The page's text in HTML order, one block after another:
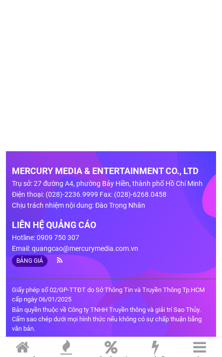
MERCURY MEDIA & ENTERTAINMENT CO., LTD
Trụ sở: 27 đường A4, phường Bảy Hiền, thành phố Hồ Chí Minh
Điện thoại: (028)-2236.9999 Fax: (028)-6268.0458
Chịu trách nhiệm nội dung: Đào Trọng Nhân
LIÊN HỆ QUẢNG CÁO
Hotline: 0909 750 307
Email:quangcao@mercurymedia.com.vn
BẢNG GIÁ
Giấy phép số 02/GP-TTĐT do Sở Thông Tin và Truyền Thông Tp.HCM
cấp ngày 06/01/2025
Bản quyền thuộc về Công ty TNHH Truyền thông và giải trí Sao Thủy.
Cấm sao chép dưới mọi hình thức nếu không có sự chấp thuận bằng
văn bản.